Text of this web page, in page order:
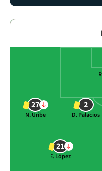
27
N. Uribe
2
D. Palacios
21
E. López